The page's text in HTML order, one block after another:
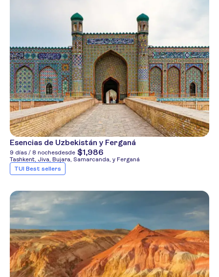
Esencias de Uzbekistán y Ferganá
9 días / 8 nochesdesde $1,986
Tashkent, Jiva, Bujara, Samarcanda, y Ferganá
TUI Best sellers